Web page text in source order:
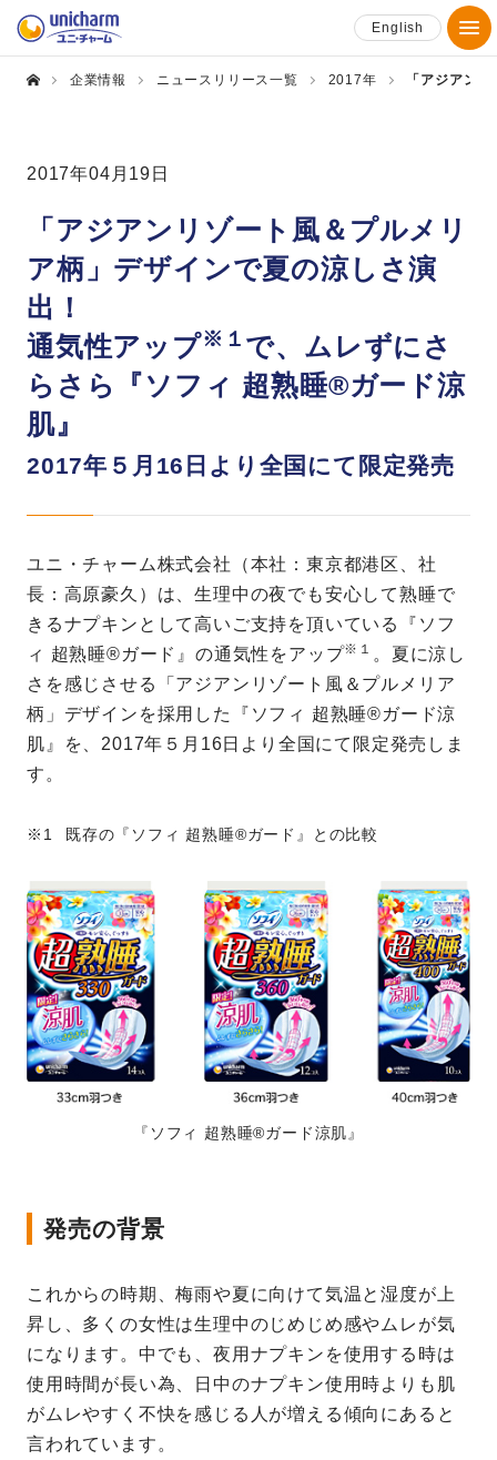
English
企業情報 ニュースリリース一覧 2017年 「アジアン
2017年04月19日
「アジアンリゾート風＆プルメリ
ア柄」デザインで夏の涼しさ演
出！
通気性アップ※１ で、ムレずにさ
らさら『ソフィ 超熟睡®ガード涼
肌』
2017年５月16日より全国にて限定発売
ユニ・チャーム株式会社（本社：東京都港区、社
長：高原豪久）は、生理中の夜でも安心して熟睡で
きるナプキンとして高いご支持を頂いている『ソフ
ィ 超熟睡®ガード』の通気性をアップ※１ 。夏に涼し
さを感じさせる「アジアンリゾート風＆プルメリア
柄」デザインを採用した『ソフィ 超熟睡®ガード涼
肌』を、2017年５月16日より全国にて限定発売しま
す。
既存の『ソフィ 超熟睡®ガード』との比較
『ソフィ 超熟睡®ガード涼肌』
発売の背景
これからの時期、梅雨や夏に向けて気温と湿度が上
昇し、多くの女性は生理中のじめじめ感やムレが気
になります。中でも、夜用ナプキンを使用する時は
使用時間が長い為、日中のナプキン使用時よりも肌
がムレやすく不快を感じる人が増える傾向にあると
言われています。